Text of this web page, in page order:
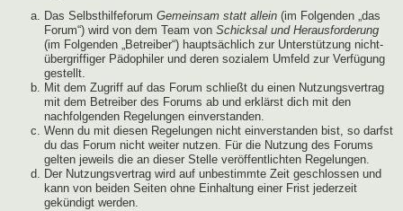
Das Selbsthilfeforum Gemeinsam statt allein (im Folgenden „das
Forum“) wird von dem Team von Schicksal und Herausforderung
(im Folgenden „Betreiber“) hauptsächlich zur Unterstützung nicht-
übergriffiger Pädophiler und deren sozialem Umfeld zur Verfügung
gestellt.
Mit dem Zugriff auf das Forum schließt du einen Nutzungsvertrag
mit dem Betreiber des Forums ab und erklärst dich mit den
nachfolgenden Regelungen einverstanden.
Wenn du mit diesen Regelungen nicht einverstanden bist, so darfst
du das Forum nicht weiter nutzen. Für die Nutzung des Forums
gelten jeweils die an dieser Stelle veröffentlichten Regelungen.
Der Nutzungsvertrag wird auf unbestimmte Zeit geschlossen und
kann von beiden Seiten ohne Einhaltung einer Frist jederzeit
gekündigt werden.